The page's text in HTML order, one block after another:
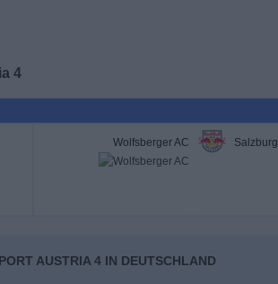
4
Wolfsberger AC Salzburg
AUSTRIA 4 IN DEUTSCHLAND